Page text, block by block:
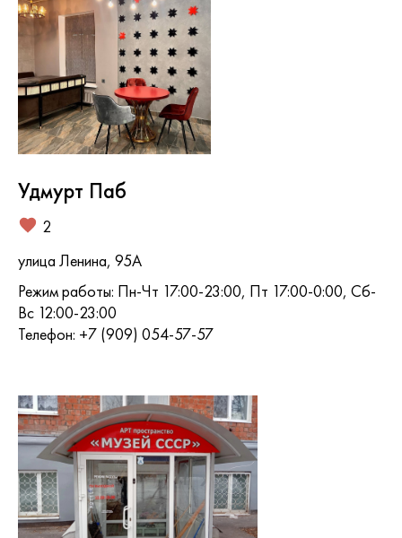
Удмурт Паб
2
улица Ленина, 95А
Режим работы: Пн-Чт 17:00-23:00, Пт 17:00-0:00, Сб-
Вс 12:00-23:00
Телефон: +7 (909) 054-57-57